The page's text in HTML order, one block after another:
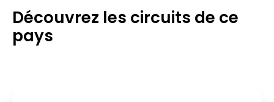
Découvrez les circuits de ce
pays